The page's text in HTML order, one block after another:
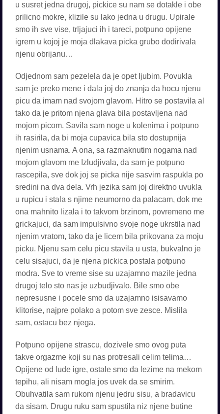
u susret jedna drugoj, pickice su nam se dotakle i obe
prilicno mokre, klizile su lako jedna u drugu. Upirale
smo ih sve vise, trljajuci ih i tareci, potpuno opijene
igrem u kojoj je moja dlakava picka grubo dodirivala
njenu obrijanu…
Odjednom sam pezelela da je opet Ijubim. Povukla
sam je preko mene i dala joj do znanja da hocu njenu
picu da imam nad svojom glavom. Hitro se postavila al
tako da je pritom njena glava bila postavljena nad
mojom picom. Savila sam noge u kolenima i potpuno
ih rasirila, da bi moja cupavica bila sto dostupnija
njenim usnama. A ona, sa razmaknutim nogama nad
mojom glavom me Izludjivala, da sam je potpuno
rascepila, sve dok joj se picka nije sasvim raspukla po
sredini na dva dela. Vrh jezika sam joj direktno uvukla
u rupicu i stala s njime neumorno da palacam, dok me
ona mahnito lizala i to takvom brzinom, povremeno me
grickajuci, da sam impulsivno svoje noge ukrstila nad
njenim vratom, tako da je licem bila prikovana za moju
picku. Njenu sam celu picu stavila u usta, bukvalno je
celu sisajuci, da je njena pickica postala potpuno
modra. Sve to vreme sise su uzajamno mazile jedna
drugoj telo sto nas je uzbudjivalo. Bile smo obe
nepresusne i pocele smo da uzajamno isisavamo
klitorise, najpre polako a potom sve zesce. Mislila
sam, ostacu bez njega.
Potpuno opijene strascu, dozivele smo ovog puta
takve orgazme koji su nas protresali celim telima…
Opijene od lude igre, ostale smo da lezime na mekom
tepihu, ali nisam mogla jos uvek da se smirim.
Obuhvatila sam rukom njenu jedru sisu, a bradavicu
da sisam. Drugu ruku sam spustila niz njene butine